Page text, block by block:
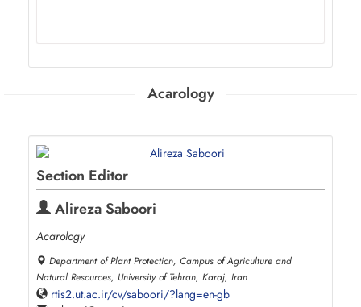
Acarology
Section Editor
Alireza Saboori
Acarology
Department of Plant Protection, Campus of Agriculture and
Natural Resources, University of Tehran, Karaj, Iran
rtis2.ut.ac.ir/cv/saboori/?lang=en-gb